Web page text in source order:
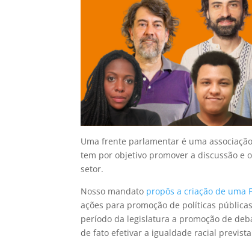
Uma frente parlamentar é uma
tem por objetivo promover a discussão
setor.
Nosso mandato propôs a criação de uma
ações para promoção de políticas
período da legislatura a promoção de
de fato efetivar a igualdade racial